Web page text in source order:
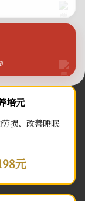
培元
损、改善睡眠
元